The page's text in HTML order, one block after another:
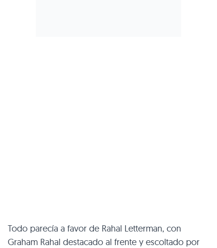
Todo parecía a favor de Rahal Letterman, con
Graham Rahal destacado al frente y escoltado por